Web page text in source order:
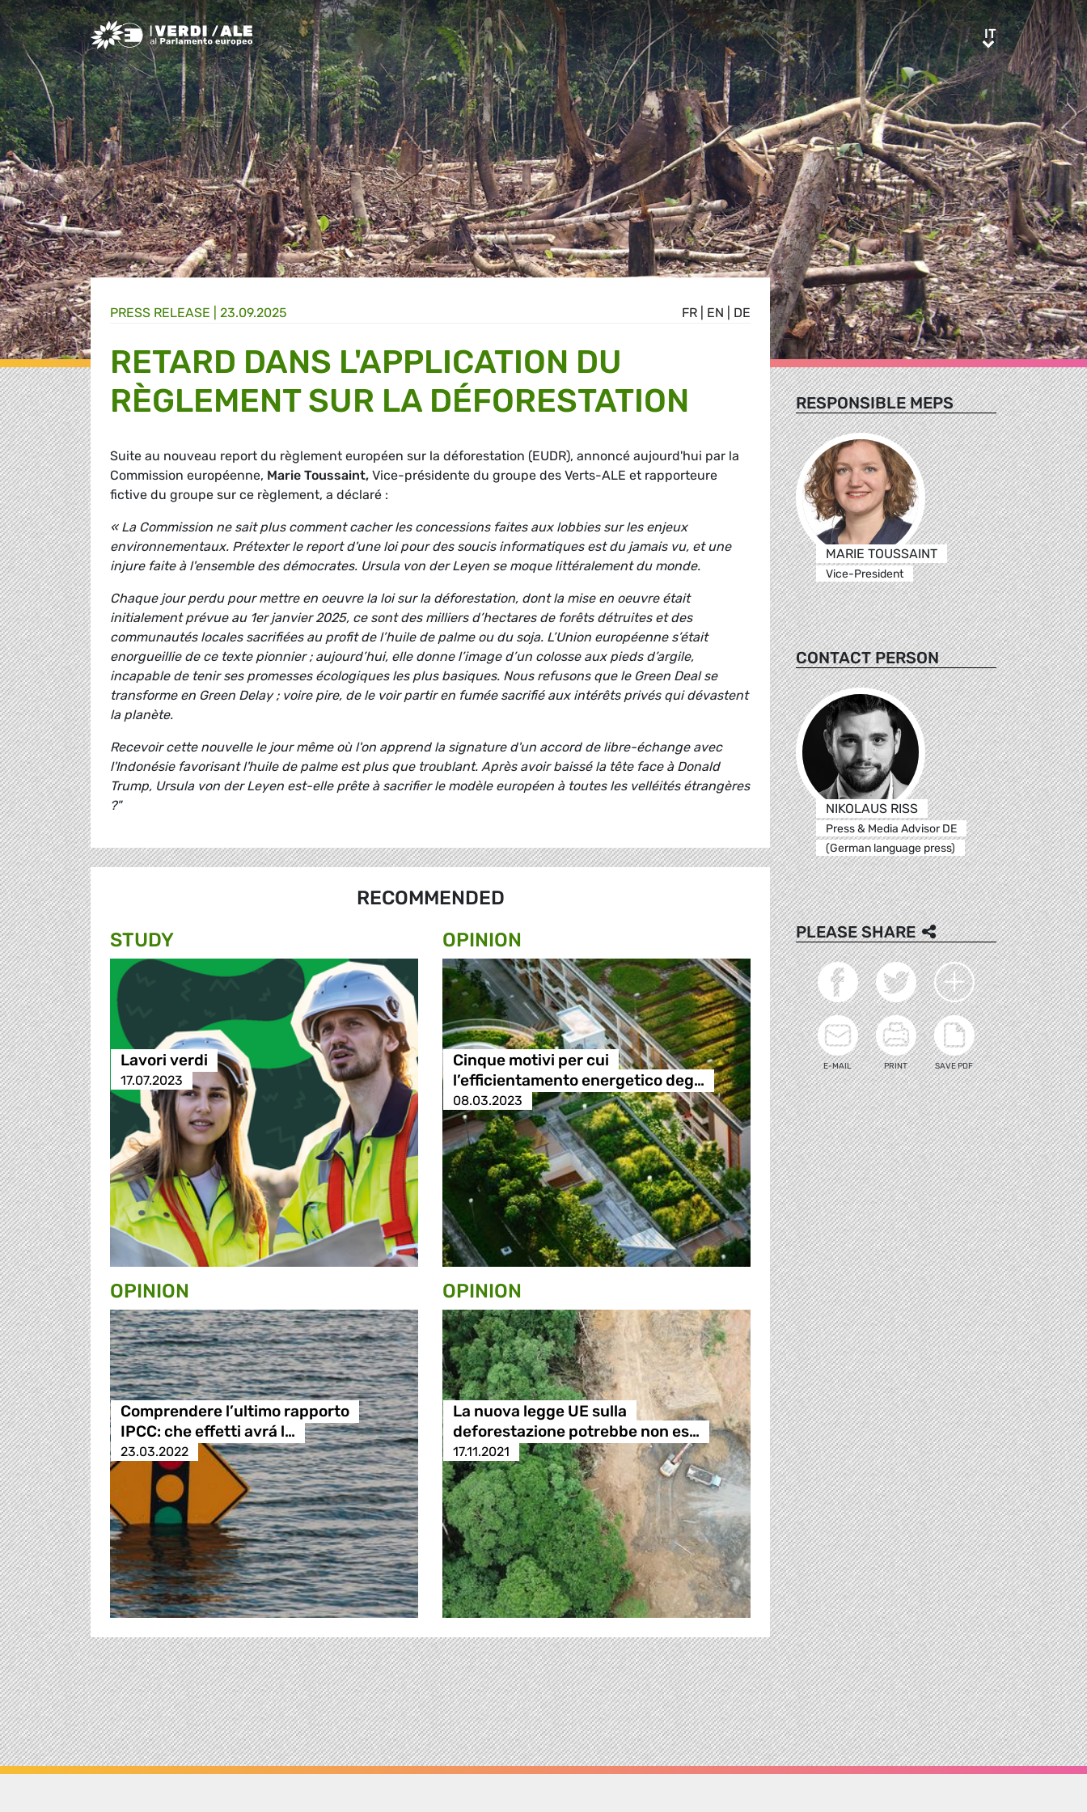
Greens/EFA Home ITIT
FR EN DE
PRESS RELEASE | 23.09.2025
RETARD DANS L'APPLICATION DU
RÈGLEMENT SUR LA DÉFORESTATION
Suite au nouveau report du règlement européen sur la déforestation (EUDR), annoncé aujourd'hui par la
Commission européenne, Marie Toussaint, Vice-présidente du groupe des Verts-ALE et rapporteure
fictive du groupe sur ce règlement, a déclaré :
« La Commission ne sait plus comment cacher les concessions faites aux lobbies sur les enjeux
environnementaux. Prétexter le report d'une loi pour des soucis informatiques est du jamais vu, et une
injure faite à l'ensemble des démocrates. Ursula von der Leyen se moque littéralement du monde.
Chaque jour perdu pour mettre en oeuvre la loi sur la déforestation, dont la mise en oeuvre était
initialement prévue au 1er janvier 2025, ce sont des milliers d’hectares de forêts détruites et des
communautés locales sacrifiées au profit de l’huile de palme ou du soja. L’Union européenne s’était
enorgueillie de ce texte pionnier ; aujourd’hui, elle donne l’image d’un colosse aux pieds d’argile,
incapable de tenir ses promesses écologiques les plus basiques. Nous refusons que le Green Deal se
transforme en Green Delay ; voire pire, de le voir partir en fumée sacrifié aux intérêts privés qui dévastent
la planète.
Recevoir cette nouvelle le jour même où l'on apprend la signature d'un accord de libre-échange avec
l'Indonésie favorisant l'huile de palme est plus que troublant. Après avoir baissé la tête face à Donald
Trump, Ursula von der Leyen est-elle prête à sacrifier le modèle européen à toutes les velléités étrangères
?"
RECOMMENDED
STUDY
Lavori verdi
17.07.2023
OPINION
Cinque motivi per cui
l’efficientamento energetico deg…
08.03.2023
OPINION
Comprendere l’ultimo rapporto
IPCC: che effetti avrá l…
23.03.2022
OPINION
La nuova legge UE sulla
deforestazione potrebbe non es…
17.11.2021
RESPONSIBLE MEPS
MARIE TOUSSAINT
Vice-President
CONTACT PERSON
NIKOLAUS RISS
Press & Media Advisor DE
(German language press)
PLEASE SHARE
E-MAIL PRINT SAVE PDF